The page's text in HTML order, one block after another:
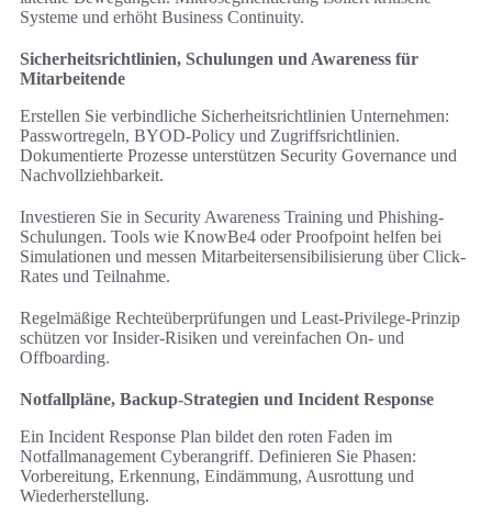
Systeme und erhöht Business Continuity.
Sicherheitsrichtlinien, Schulungen und Awareness für
Mitarbeitende
Erstellen Sie verbindliche Sicherheitsrichtlinien Unternehmen:
Passwortregeln, BYOD-Policy und Zugriffsrichtlinien.
Dokumentierte Prozesse unterstützen Security Governance und
Nachvollziehbarkeit.
Investieren Sie in Security Awareness Training und Phishing-
Schulungen. Tools wie KnowBe4 oder Proofpoint helfen bei
Simulationen und messen Mitarbeitersensibilisierung über Click-
Rates und Teilnahme.
Regelmäßige Rechteüberprüfungen und Least-Privilege-Prinzip
schützen vor Insider-Risiken und vereinfachen On- und
Offboarding.
Notfallpläne, Backup-Strategien und Incident Response
Ein Incident Response Plan bildet den roten Faden im
Notfallmanagement Cyberangriff. Definieren Sie Phasen:
Vorbereitung, Erkennung, Eindämmung, Ausrottung und
Wiederherstellung.